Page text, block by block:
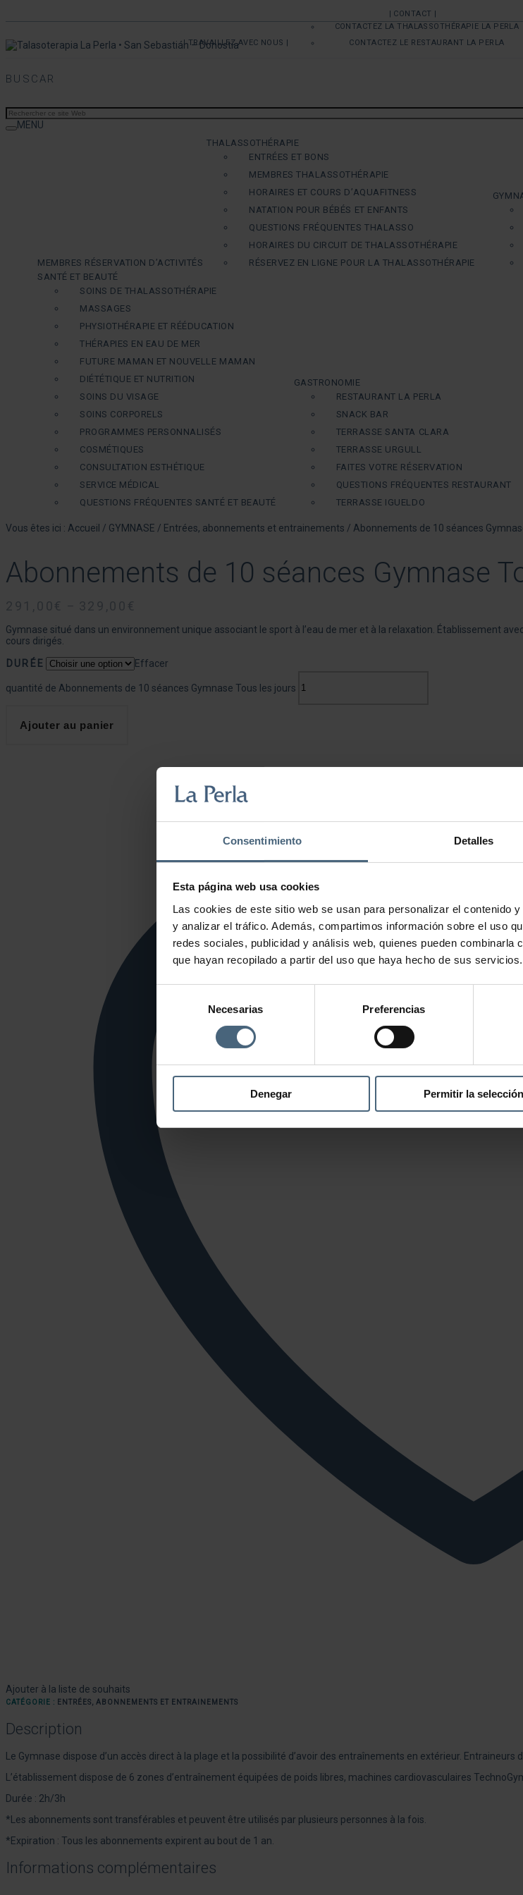
Consentimiento Detalles
Esta página web usa cookies
Las cookies de este sitio web se usan para personalizar el contenido
y analizar el tráfico. Además, compartimos información sobre el uso
redes sociales, publicidad y análisis web, quienes pueden combinarla
que hayan recopilado a partir del uso que haya hecho de sus servicios.
consentimiento
Necesarias Preferencias
Denegar Permitir la selección
| TRAVAILLEZ AVEC NOUS |
| CONTACT |
CONTACTEZ LA THALASSOTHÉRAPIE LA PERLA
CONTACTEZ LE RESTAURANT LA PERLA
BUSCAR
MENU
MEMBRES RÉSERVATION D’ACTIVITÉS
THALASSOTHÉRAPIE
ENTRÉES ET BONS
MEMBRES THALASSOTHÉRAPIE
HORAIRES ET COURS D’AQUAFITNESS
NATATION POUR BÉBÉS ET ENFANTS
QUESTIONS FRÉQUENTES THALASSO
HORAIRES DU CIRCUIT DE THALASSOTHÉRAPIE
RÉSERVEZ EN LIGNE POUR LA THALASSOTHÉRAPIE
SANTÉ ET BEAUTÉ
SOINS DE THALASSOTHÉRAPIE
MASSAGES
PHYSIOTHÉRAPIE ET RÉÉDUCATION
THÉRAPIES EN EAU DE MER
FUTURE MAMAN ET NOUVELLE MAMAN
DIÉTÉTIQUE ET NUTRITION
SOINS DU VISAGE
SOINS CORPORELS
PROGRAMMES PERSONNALISÉS
COSMÉTIQUES
CONSULTATION ESTHÉTIQUE
SERVICE MÉDICAL
QUESTIONS FRÉQUENTES SANTÉ ET BEAUTÉ
GASTRONOMIE
RESTAURANT LA PERLA
SNACK BAR
TERRASSE SANTA CLARA
TERRASSE URGULL
FAITES VOTRE RÉSERVATION
QUESTIONS FRÉQUENTES RESTAURANT
TERRASSE IGUELDO
Vous êtes ici : Accueil / GYMNASE / Entrées, abonnements et entrainements / Abonnements de 10 séances
Abonnements de 10 séances Gymnase
291,00€ – 329,00 €
Gymnase situé dans un environnement unique associant le sport à l’eau de mer et à la relaxation. Établissement
cours dirigés.
DURÉE
Effacer
quantité de Abonnements de 10 séances Gymnase Tous les jours
Ajouter au panier
Ajouter à la liste de souhaits
CATÉGORIE : ENTRÉES, ABONNEMENTS ET ENTRAINEMENTS
Description
Le Gymnase dispose d’un accès direct à la plage et la possibilité d’avoir des entraînements en extérieur. Entraineurs
L’établissement dispose de 6 zones d’entraînement équipées de poids libres, machines cardiovasculaires
Durée : 2h/3h
*Les abonnements sont transférables et peuvent être utilisés par plusieurs personnes à la fois.
*Expiration : Tous les abonnements expirent au bout de 1 an.
Informations complémentaires